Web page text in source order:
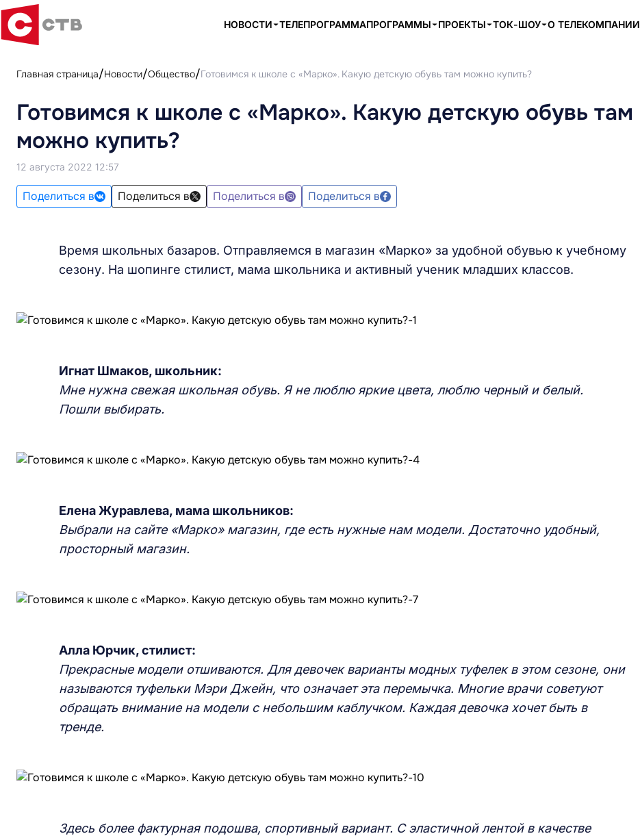
НОВОСТИ ТЕЛЕПРОГРАММАПРОГРАММЫ ПРОЕКТЫ ТОК-ШОУ О ТЕЛЕКОМПАНИИ
Главная страница Новости Общество Готовимся к школе с «Марко». Какую детскую обувь там можно купить?
Готовимся к школе с «Марко». Какую детскую обувь там
можно купить?
12 августа 2022 12:57
Поделиться в Поделиться в Поделиться в Поделиться в
Время школьных базаров. Отправляемся в магазин «Марко» за удобной обувью к учебному
сезону. На шопинге стилист, мама школьника и активный ученик младших классов.
Игнат Шмаков, школьник:
Мне нужна свежая школьная обувь. Я не люблю яркие цвета, люблю черный и белый.
Пошли выбирать.
Елена Журавлева, мама школьников:
Выбрали на сайте «Марко» магазин, где есть нужные нам модели. Достаточно удобный,
просторный магазин.
Алла Юрчик, стилист:
Прекрасные модели отшиваются. Для девочек варианты модных туфелек в этом сезоне, они
называются туфельки Мэри Джейн, что означает эта перемычка. Многие врачи советуют
обращать внимание на модели с небольшим каблучком. Каждая девочка хочет быть в
тренде.
Здесь более фактурная подошва, спортивный вариант. С эластичной лентой в качестве